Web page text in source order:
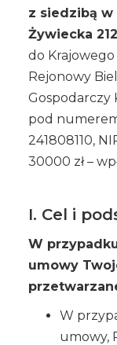
z siedzibą w
Żywiecka
do
Rejonowy
Gospodarczy
pod
241808110,
30000 zł –
I. Cel i
W
umowy
W
umowy,